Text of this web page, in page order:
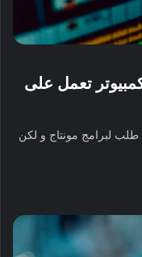
للكمبيوتر تعمل على
لبرامج مونتاج و لكن